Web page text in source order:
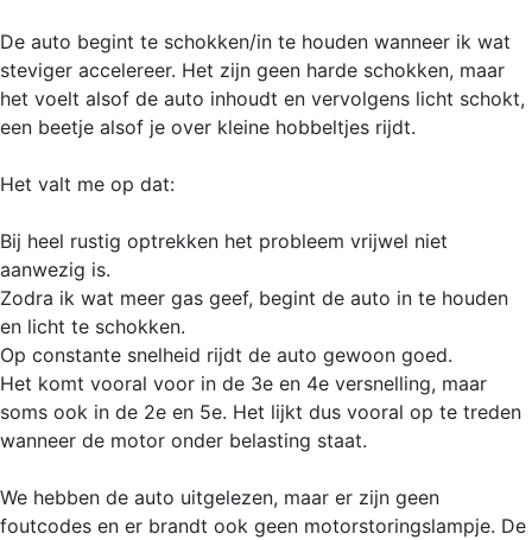
De auto begint te schokken/in te houden wanneer ik wat
steviger accelereer. Het zijn geen harde schokken, maar
het voelt alsof de auto inhoudt en vervolgens licht schokt,
een beetje alsof je over kleine hobbeltjes rijdt.
Het valt me op dat:
Bij heel rustig optrekken het probleem vrijwel niet
aanwezig is.
Zodra ik wat meer gas geef, begint de auto in te houden
en licht te schokken.
Op constante snelheid rijdt de auto gewoon goed.
Het komt vooral voor in de 3e en 4e versnelling, maar
soms ook in de 2e en 5e. Het lijkt dus vooral op te treden
wanneer de motor onder belasting staat.
We hebben de auto uitgelezen, maar er zijn geen
foutcodes en er brandt ook geen motorstoringslampje. De